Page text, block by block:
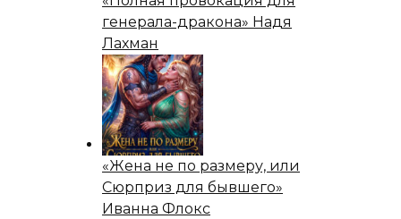
генерала-дракона» Надя
Лахман
«Жена не по размеру, или
Сюрприз для бывшего»
Иванна Флокс